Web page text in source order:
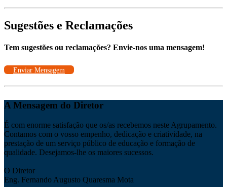
Sugestões e Reclamações
Tem sugestões ou reclamações? Envie-nos uma mensagem!
Enviar Mensagem
A Mensagem do Diretor
É com enorme satisfação que os/as recebemos neste Agrupamento.
Contamos com o vosso empenho, dedicação e criatividade, na
prestação de um serviço público de educação e formação de
qualidade. Desejamos-lhe os maiores sucessos.
O Diretor
Eng. Fernando Augusto Quaresma Mota